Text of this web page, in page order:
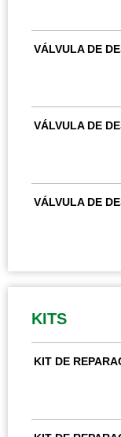
VÁLVULA DE
VÁLVULA DE
VÁLVULA DE
KITS
KIT DE